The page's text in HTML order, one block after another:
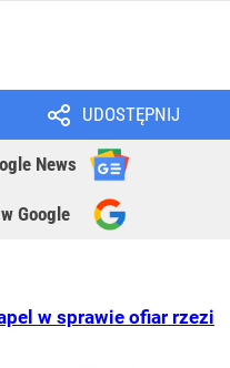
UDOSTĘPNIJ
News
Google
w sprawie ofiar rzezi